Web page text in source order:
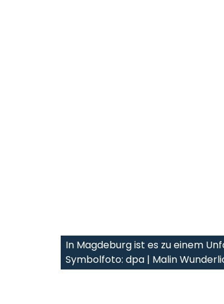
In Magdeburg ist es zu einem
Symbolfoto: dpa | Malin